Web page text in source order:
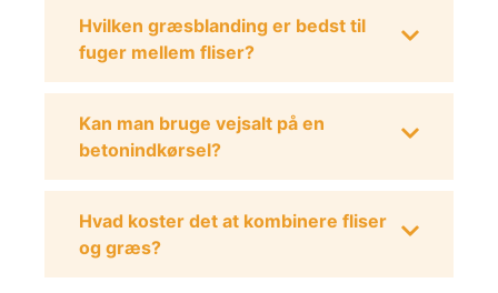
Hvilken græsblanding er bedst til
fuger mellem fliser?
Kan man bruge vejsalt på en
betonindkørsel?
Hvad koster det at kombinere fliser
og græs?